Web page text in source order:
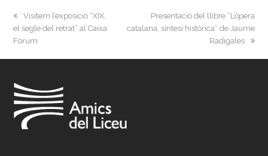
previous
post:
Visitem l’exposició “XIX,
el segle del retrat” al Caixa
Fòrum
next
post:
Presentació del llibre “L’òpera
catalana, síntesi històrica” de Jaume
Radigales